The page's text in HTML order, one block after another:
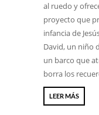
al ruedo y
proyecto que
infancia de
David, un niño
un barco que
borra los
LEER MÁS